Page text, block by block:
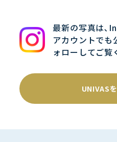
最新の写真は､
アカウントでも
ォローしてご覧
UNIVAS